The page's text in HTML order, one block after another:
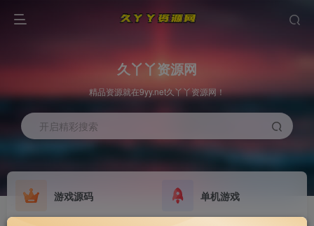
久丫丫资源网
精品资源就在9yy.net久丫丫资源网！
开启精彩搜索
游戏源码 单机游戏